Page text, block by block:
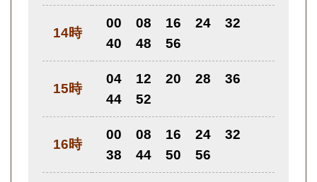
14時
00 08 16 24
32
40
48 56
15時
04 12 20 28
36
44
52
16時
00 08 16 24
32
38
44 50 56